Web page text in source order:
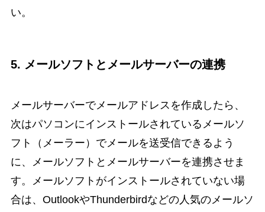
い。
5. メールソフトとメールサーバーの連携
メールサーバーでメールアドレスを作成したら、
次はパソコンにインストールされているメールソ
フト（メーラー）でメールを送受信できるよう
に、メールソフトとメールサーバーを連携させま
す。メールソフトがインストールされていない場
合は、OutlookやThunderbirdなどの人気のメールソ